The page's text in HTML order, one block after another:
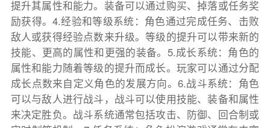
提升其属性和能力。装备可以通过购买、掉落或任务奖
励获得。4.经验和等级系统：角色通过完成任务、击败
敌人或获得经验点数来升级。等级的提升可以带来新的
技能、更高的属性和更强的装备。5.成长系统：角色的
属性和能力随着等级的提升而成长。玩家可以通过分配
成长点数来自定义角色的发展方向。6.战斗系统：角色
可以与敌人进行战斗，战斗可以使用技能、装备和属性
来决定胜负。战斗系统通常包括攻击、防御、回合制或